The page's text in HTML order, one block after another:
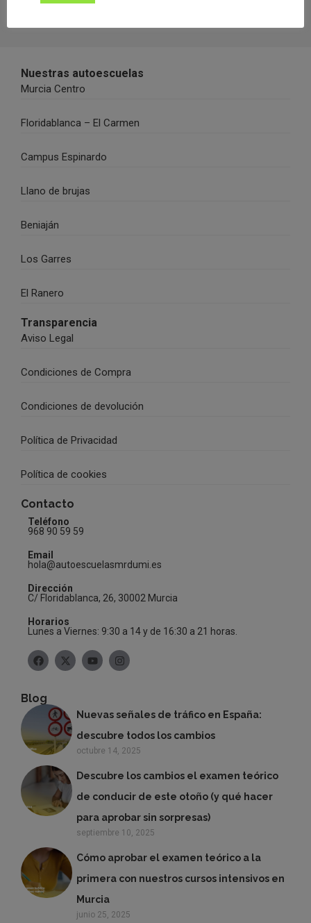
Nuestras autoescuelas
Murcia Centro
Floridablanca – El Carmen
Campus Espinardo
Llano de brujas
Beniaján
Los Garres
El Ranero
Transparencia
Aviso Legal
Condiciones de Compra
Condiciones de devolución
Política de Privacidad
Política de cookies
Contacto
Teléfono
968 90 59 59
Email
hola@autoescuelasmrdumi.es
Dirección
C/ Floridablanca, 26, 30002 Murcia
Horarios
Lunes a Viernes: 9:30 a 14 y de 16:30 a 21 horas.
Blog
Nuevas señales de tráfico en España:
descubre todos los cambios
octubre 14, 2025
Descubre los cambios el examen teórico
de conducir de este otoño (y qué hacer
para aprobar sin sorpresas)
septiembre 10, 2025
Cómo aprobar el examen teórico a la
primera con nuestros cursos intensivos en
Murcia
junio 25, 2025